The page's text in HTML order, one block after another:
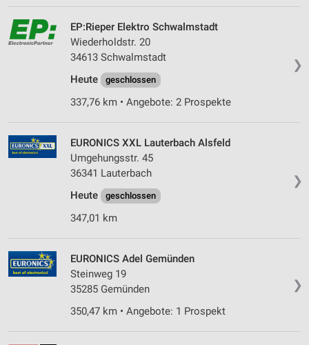
❯
EP:Rieper Elektro Schwalmstadt
Wiederholdstr. 20
34613 Schwalmstadt
Heute
geschlossen
337,76 km • Angebote: 2 Prospekte
❯
EURONICS XXL Lauterbach Alsfeld
Umgehungsstr. 45
36341 Lauterbach
Heute
geschlossen
347,01 km
❯
EURONICS Adel Gemünden
Steinweg 19
35285 Gemünden
350,47 km • Angebote: 1 Prospekt